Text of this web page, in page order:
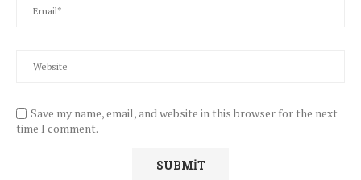
Save my name, email, and website in this browser for the next
time I comment.